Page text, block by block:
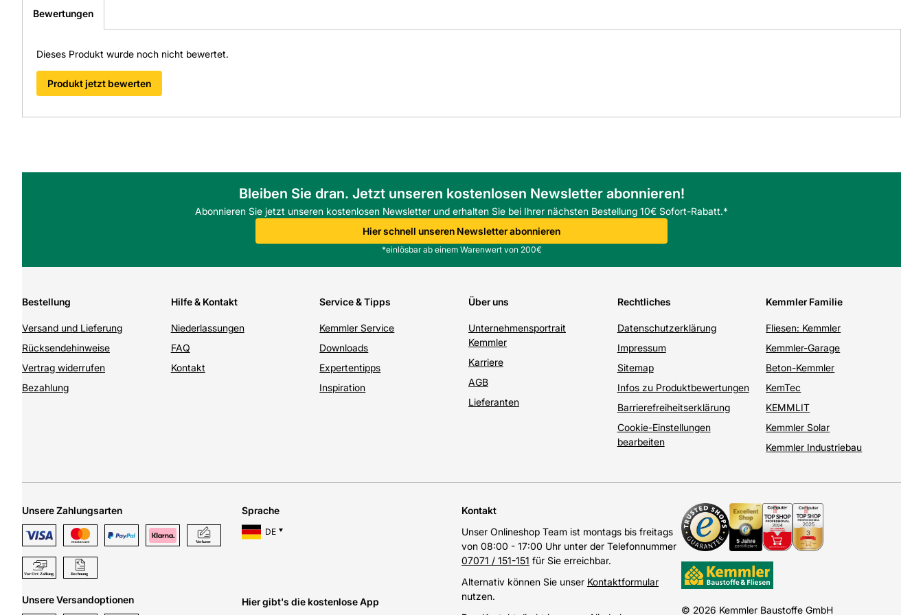
Bewertungen
Dieses Produkt wurde noch nicht bewertet.
Produkt jetzt bewerten
Bleiben Sie dran. Jetzt unseren kostenlosen Newsletter abonnieren!
Abonnieren Sie jetzt unseren kostenlosen Newsletter und erhalten Sie bei Ihrer nächsten Bestellung 10€ Sofort-Rabatt.*
Hier schnell unseren Newsletter abonnieren
*einlösbar ab einem Warenwert von 200€
Bestellung
Versand und Lieferung
Rücksendehinweise
Vertrag widerrufen
Bezahlung
Hilfe & Kontakt
Niederlassungen
FAQ
Kontakt
Service & Tipps
Kemmler Service
Downloads
Expertentipps
Inspiration
Über uns
Unternehmensportrait
Kemmler
Karriere
AGB
Lieferanten
Rechtliches
Datenschutzerklärung
Impressum
Sitemap
Infos zu Produktbewertungen
Barrierefreiheitserklärung
Cookie-Einstellungen
bearbeiten
Kemmler Familie
Fliesen: Kemmler
Kemmler-Garage
Beton-Kemmler
KemTec
KEMMLIT
Kemmler Solar
Kemmler Industriebau
Unsere Zahlungsarten
Unsere Versandoptionen
Sprache
DE
Hier gibt's die kostenlose App
Kontakt
Unser Onlineshop Team ist montags bis freitags
von 08:00 - 17:00 Uhr unter der Telefonnummer
07071 / 151-151 für Sie erreichbar.
Alternativ können Sie unser Kontaktformular
nutzen.
© 2026 Kemmler Baustoffe GmbH